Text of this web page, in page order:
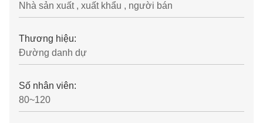
Nhà sản xuất , xuất khẩu , người bán
Thương hiệu:
Đường danh dự
Số nhân viên:
80~120